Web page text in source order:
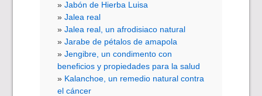
Jabón de Hierba Luisa
Jalea real
Jalea real, un afrodisiaco natural
Jarabe de pétalos de amapola
Jengibre, un condimento con
beneficios y propiedades para la salud
Kalanchoe, un remedio natural contra
el cáncer